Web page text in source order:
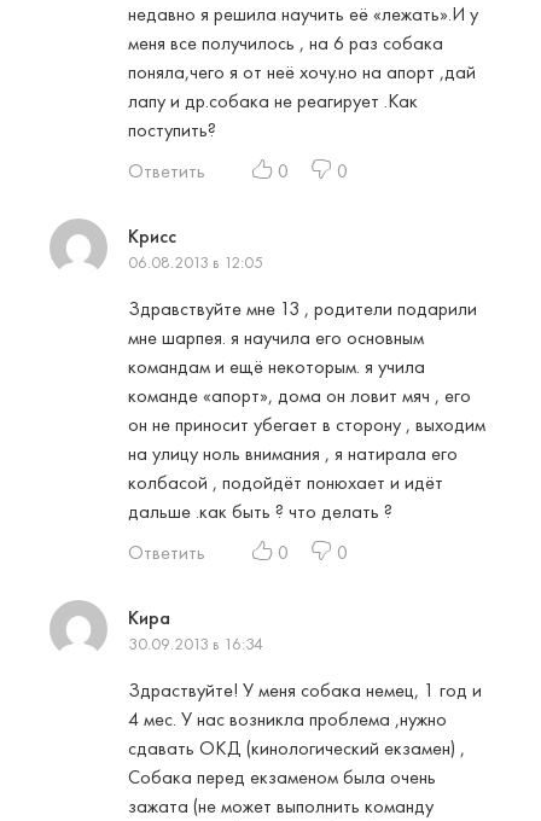
недавно я решила научить её «лежать».И у
меня все получилось , на 6 раз собака
поняла,чего я от неё хочу.но на апорт ,дай
лапу и др.собака не реагирует .Как
поступить?
Ответить
0 0
Криcc
06.08.2013 в 12:05
Здравствуйте мне 13 , родители подарили
мне шарпея. я научила его основным
командам и ещё некоторым. я учила
команде «апорт», дома он ловит мяч , его
он не приносит убегает в сторону , выходим
на улицу ноль внимания , я натирала его
колбасой , подойдёт понюхает и идёт
дальше .как быть ? что делать ?
Ответить
0 0
Кира
30.09.2013 в 16:34
Здраствуйте! У меня собака немец, 1 год и
4 мес. У нас возникла проблема ,нужно
сдавать ОКД (кинологический екзамен) ,
Собака перед екзаменом была очень
зажата (не может выполнить команду